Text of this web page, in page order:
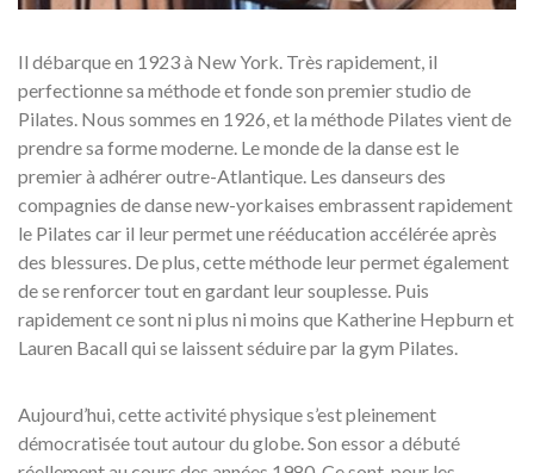
Il débarque en 1923 à New York. Très rapidement, il
perfectionne sa méthode et fonde son premier studio de
Pilates. Nous sommes en 1926, et la méthode Pilates vient de
prendre sa forme moderne. Le monde de la danse est le
premier à adhérer outre-Atlantique. Les danseurs des
compagnies de danse new-yorkaises embrassent rapidement
le Pilates car il leur permet une rééducation accélérée après
des blessures. De plus, cette méthode leur permet également
de se renforcer tout en gardant leur souplesse. Puis
rapidement ce sont ni plus ni moins que Katherine Hepburn et
Lauren Bacall qui se laissent séduire par la gym Pilates.
Aujourd’hui, cette activité physique s’est pleinement
démocratisée tout autour du globe. Son essor a débuté